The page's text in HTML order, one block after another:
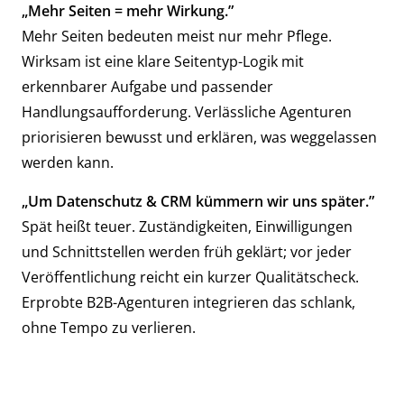
„Mehr Seiten = mehr Wirkung.”
Mehr Seiten bedeuten meist nur mehr Pflege.
Wirksam ist eine klare Seitentyp-Logik mit
erkennbarer Aufgabe und passender
Handlungsaufforderung. Verlässliche Agenturen
priorisieren bewusst und erklären, was weggelassen
werden kann.
„Um Datenschutz & CRM kümmern wir uns später.”
Spät heißt teuer. Zuständigkeiten, Einwilligungen
und Schnittstellen werden früh geklärt; vor jeder
Veröffentlichung reicht ein kurzer Qualitätscheck.
Erprobte B2B-Agenturen integrieren das schlank,
ohne Tempo zu verlieren.